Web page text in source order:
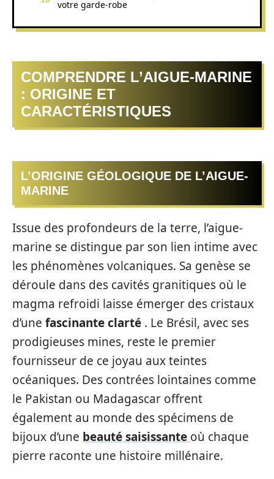
votre garde-robe
COMPRENDRE L’AIGUE-MARINE
: ORIGINE ET
CARACTÉRISTIQUES
L’ORIGINE GÉOLOGIQUE DE L’AIGUE-
MARINE
Issue des profondeurs de la terre, l’aigue-
marine se distingue par son lien intime avec
les phénomènes volcaniques. Sa genèse se
déroule dans des cavités granitiques où le
magma refroidi laisse émerger des cristaux
d’une fascinante clarté . Le Brésil, avec ses
prodigieuses mines, reste le premier
fournisseur de ce joyau aux teintes
océaniques. Des contrées lointaines comme
le Pakistan ou Madagascar offrent
également au monde des spécimens de
bijoux d’une beauté saisissante où chaque
pierre raconte une histoire millénaire.